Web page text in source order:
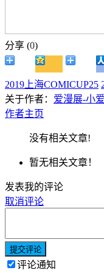
分享 (0)
2019上海COMICUP25
关于作者： 爱漫展-小爱
作者主页
没有相关文章!
暂无相关文章！
发表我的评论
取消评论
提交评论
评论通知